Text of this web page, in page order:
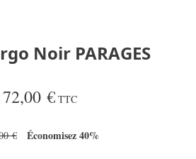
Noir PARAGES
72,00 € TTC
€ Économisez 40%